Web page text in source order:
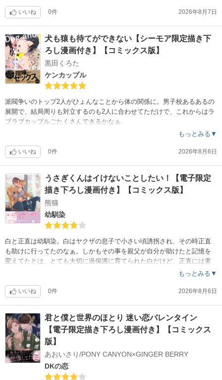
いいね 0件 2026年8月7日
犬も猿も待てができない【シーモア限定描き下
ろし漫画付き】【コミックス版】
黒田くろた
ケンカップル
派閥争いのトップ2人がひょんなことから体の関係に。男子校あるあるの
展開で、結局周りも対立するのも2人に合わせてただけで、これからはラ
ブラブカップルごたくさんできるかなぁ。
もっとみる▼
いいね 0件 2026年8月6日
うさぎくんはイけないことしたい！【電子限定
描き下ろし漫画付き】【コミックス版】
熊猫
幼馴染
白と正直は幼馴染。白はヤクザの息子で小さい頃誘拐され、その時正直
も助けに行ってたのなぁ。しかもその事を親父が自分が助けたと記憶を
変えてたとは、とても大切に過保護に育てられた白だけど、正直には素
直になれず喧嘩ばかり。自分の気持ちに気づいてからは正直とラフで良
もっとみる▼
いいね 0件 2026年8月6日
君と僕と世界のほとり 迷い恋バレンタイン
【電子限定描き下ろし漫画付き】【コミックス
版】
あおいさり/PONY CANYON×GINGER BERRY
DKの恋